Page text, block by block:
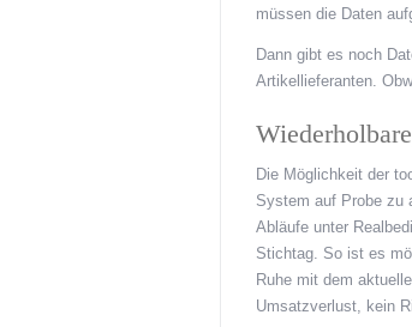
müssen die Daten
Dann gibt es noch
Artikellieferanten.
Die Möglichkeit der
System auf Probe zu
Abläufe unter
Stichtag. So ist es
Ruhe mit dem
Umsatzverlust, kein